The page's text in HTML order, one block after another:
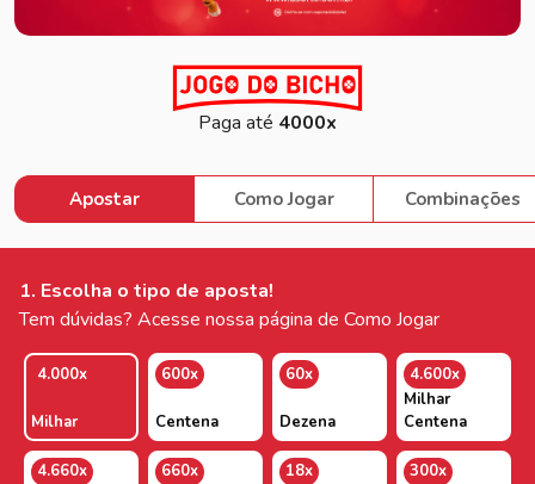
Paga até 4000x
Apostar Como Jogar Combinações
1. Escolha o tipo de aposta!
Tem dúvidas? Acesse nossa página de Como Jogar
4.000x
Milhar
600x
Centena
60x
Dezena
4.600x
Milhar
Centena
4.660x
660x
18x
300x